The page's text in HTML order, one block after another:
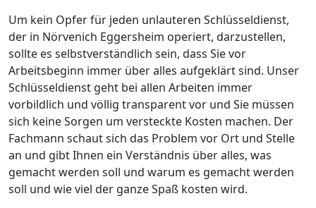
Um kein Opfer für jeden unlauteren Schlüsseldienst,
der in Nörvenich Eggersheim operiert, darzustellen,
sollte es selbstverständlich sein, dass Sie vor
Arbeitsbeginn immer über alles aufgeklärt sind. Unser
Schlüsseldienst geht bei allen Arbeiten immer
vorbildlich und völlig transparent vor und Sie müssen
sich keine Sorgen um versteckte Kosten machen. Der
Fachmann schaut sich das Problem vor Ort und Stelle
an und gibt Ihnen ein Verständnis über alles, was
gemacht werden soll und warum es gemacht werden
soll und wie viel der ganze Spaß kosten wird.